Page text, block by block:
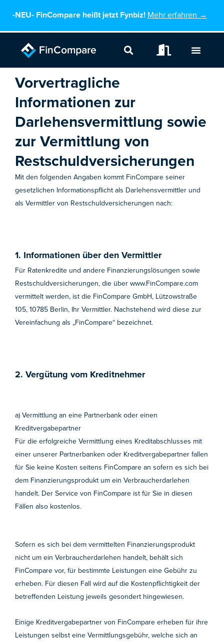
-NEU-FinCompare heißt jetzt Fynbiz! Mehr erfahren →
Vorvertragliche
Informationen zur
Darlehensvermittlung sowie
zur Vermittlung von
Restschuldversicherungen
Mit den folgenden Angaben kommt FinCompare seiner
gesetzlichen Informationspflicht als Darlehensvermittler und
als Vermittler von Restschuldversicherungen nach:
1. Informationen über den Vermittler
Für Ratenkredite und andere Finanzierungslösungen sowie
Restschuldversicherungen, die über www.FinCompare.com
vermittelt werden, ist die FinCompare GmbH, Lützowstraße
105, 10785 Berlin, Ihr Vermittler. Nachstehend wird diese zur
Vereinfachung als „FinCompare“ bezeichnet.
2. Vergütung vom Kreditnehmer
a) Vermittlung an eine Partnerbank oder einen
Kreditvergabepartner
Für die erfolgreiche Vermittlung eines Kreditabschlusses mit
einer unserer Partnerbanken oder Kreditvergabepartner fallen
für Sie keine Kosten seitens FinCompare an sofern es sich bei
dem Finanzierungsprodukt um ein Verbraucherdarlehen
handelt. Der Service von FinCompare ist für Sie in diesen
Fällen also kostenlos.
Sofern es sich bei dem vermittelten Finanzierungsprodukt
nicht um ein Verbraucherdarlehen handelt, behält sich
FinCompare vor, für bestimmte Leistungen eine Gebühr zu
erheben. Für diesen Fall wird auf die Kostenpflichtigkeit der
betreffenden Leistung jeweils gesondert hingewiesen.
Einige Kreditvergabepartner von FinCompare erheben für ihre
Leistungen selbst eine Vermittlungsgebühr, welche sich an